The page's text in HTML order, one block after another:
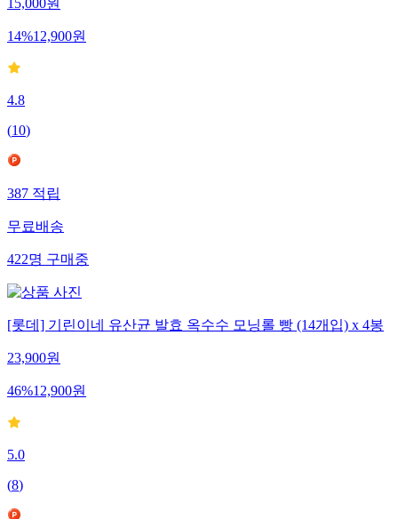
15,000원
14%12,900원
4.8
(10)
387적립
무료배송
422명구매중
[롯데] 기린이네 유산균 발효 옥수수 모닝롤 빵 (14개입) x 4봉
23,900원
46%12,900원
5.0
(8)